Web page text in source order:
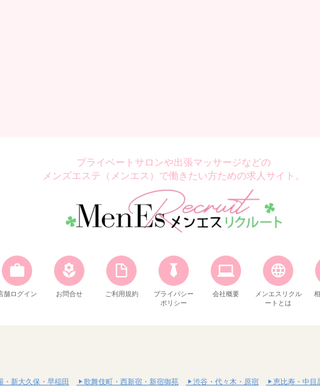
プライベートサロンや出張マッサージなどの
メンズエステ（メンエス）で働きたい方ための求人サイト。
舗ログイン お問合せ ご利用規約
プライバシー
ポリシー
会社概要
メンエスリクル
ートとは
・新大久保・早稲田 歌舞伎町・西新宿・新宿御苑 渋谷・代々木・原宿 恵比寿・中目